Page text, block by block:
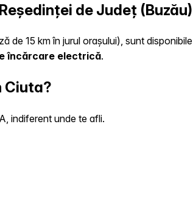
de Județ (Buzău)
de 15 km în jurul orașului), sunt disponibile
încărcare electrică.
Ciuta?
indiferent unde te afli.